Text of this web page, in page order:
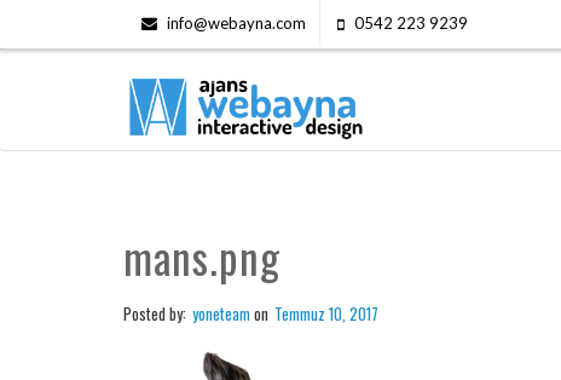
info@webayna.com 0542 223 9239
mans.png
Posted by: yoneteam on Temmuz 10, 2017